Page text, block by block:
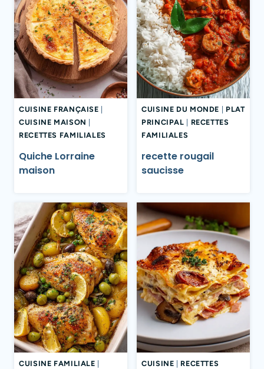
CUISINE FRANÇAISE
CUISINE MAISON
RECETTES FAMILIALES
Quiche Lorraine
maison
CUISINE DU MONDE
PLAT
PRINCIPAL
RECETTES
FAMILIALES
recette rougail
saucisse
CUISINE FAMILIALE CUISINE RECETTES